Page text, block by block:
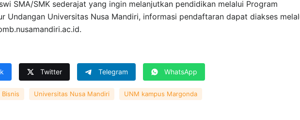
SMA/SMK sederajat yang ingin melanjutkan pendidikan melalui Program
Undangan Universitas Nusa Mandiri, informasi pendaftaran dapat diakses
Twitter Telegram WhatsApp
Bisnis Universitas Nusa Mandiri UNM kampus Margonda